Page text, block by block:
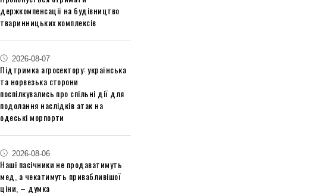
держкомпенсації на будівництво
тваринницьких комплексів
2026-08-07
Підтримка агросектору: українська
та норвезька сторони
поспілкувались про спільні дії для
подолання наслідків атак на
одеські морпорти
2026-08-06
Наші пасічники не продаватимуть
мед, а чекатимуть привабливішої
ціни, – думка